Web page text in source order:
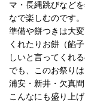
マ・長縄跳びなど
なで楽しむのです。
準備や餅つきは大
くれたりお餅（餡
しいと言ってくれ
でも、このお祭り
浦安・新井・欠真
こんなにも盛り上